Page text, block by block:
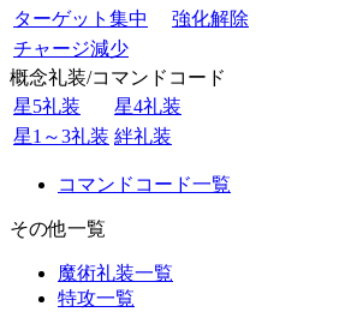
ターゲット集中
強化解除
チャージ減少
概念礼装/コマンドコード
星5礼装
星4礼装
星1～3礼装 絆礼装
コマンドコード一覧
その他一覧
魔術礼装一覧
特攻一覧